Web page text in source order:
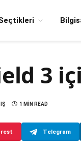
3
1 MIN READ
Telegram